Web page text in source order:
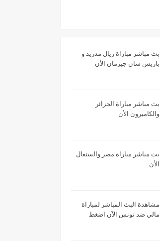
بث مباشر مباراة ريال مدريد و
باريس سان جيرمان الأن
بث مباشر مباراة الجزائر
والكاميرون الأن
بث مباشر مباراة مصر والسنغال
الأن
مشاهدة البث المباشر لمباراة
مالي ضد تونس الآن اضغط